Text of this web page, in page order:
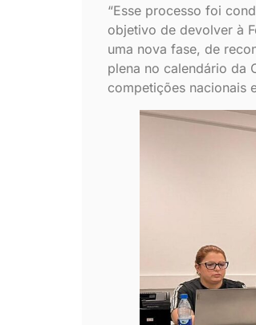
“Esse processo foi
objetivo de devolver à
uma nova fase, de
plena no calendário da
competições nacionais